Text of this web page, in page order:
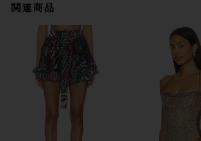
関連商品